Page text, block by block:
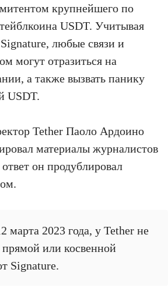
крупнейшего по
USDT. Учитывая
любые связи и
могут отразиться на
а также вызвать панику
USDT.
Tether Паоло Ардоино
материалы журналистов
он продублировал
марта 2023 года, у Tether не
или косвенной
Signature.